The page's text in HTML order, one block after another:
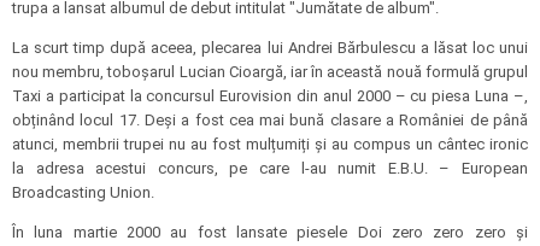
trupa a lansat albumul de debut intitulat "Jumătate de album".
La scurt timp după aceea, plecarea lui Andrei Bărbulescu a lăsat loc unui
nou membru, toboșarul Lucian Cioargă, iar în această nouă formulă grupul
Taxi a participat la concursul Eurovision din anul 2000 – cu piesa Luna –,
obținând locul 17. Deși a fost cea mai bună clasare a României de până
atunci, membrii trupei nu au fost mulțumiți și au compus un cântec ironic
la adresa acestui concurs, pe care l-au numit E.B.U. – European
Broadcasting Union.
În luna martie 2000 au fost lansate piesele Doi zero zero zero și